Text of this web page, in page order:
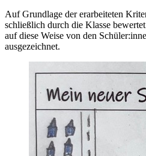
Auf Grundlage der erarbeiteten
schließlich durch die Klasse
auf diese Weise von den
ausgezeichnet.